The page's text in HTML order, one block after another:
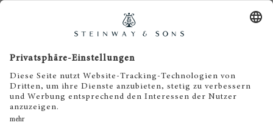
Impressum
Haftungsausschluss
Cookie Zustimmung